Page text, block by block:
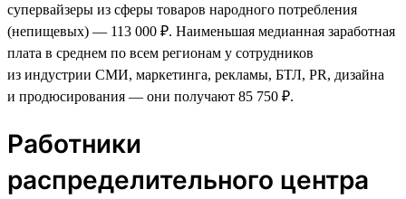
супервайзеры из сферы товаров народного потребления
(непищевых) — 113 000 ₽. Наименьшая медианная заработная
плата в среднем по всем регионам у сотрудников
из индустрии СМИ, маркетинга, рекламы, БТЛ, PR, дизайна
и продюсирования — они получают 85 750 ₽.
Работники
распределительного центра